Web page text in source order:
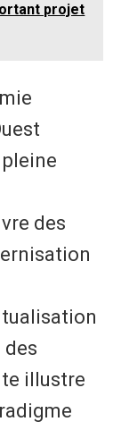
projet
des
des
illustre